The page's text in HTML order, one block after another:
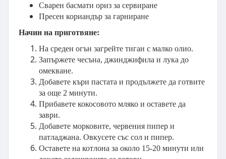
Сварен басмати ориз за сервиране
Пресен кориандър за гарниране
Начин на приготвяне:
На среден огън загрейте тиган с малко олио.
Запържете чесъна, джинджифила и лука до
омекване.
Добавете къри пастата и продължете да готвите
за още 2 минути.
Прибавете кокосовото мляко и оставете да
заври.
Добавете морковите, червения пипер и
патладжана. Овкусете със сол и пипер.
Оставете на котлона за около 15-20 минути или